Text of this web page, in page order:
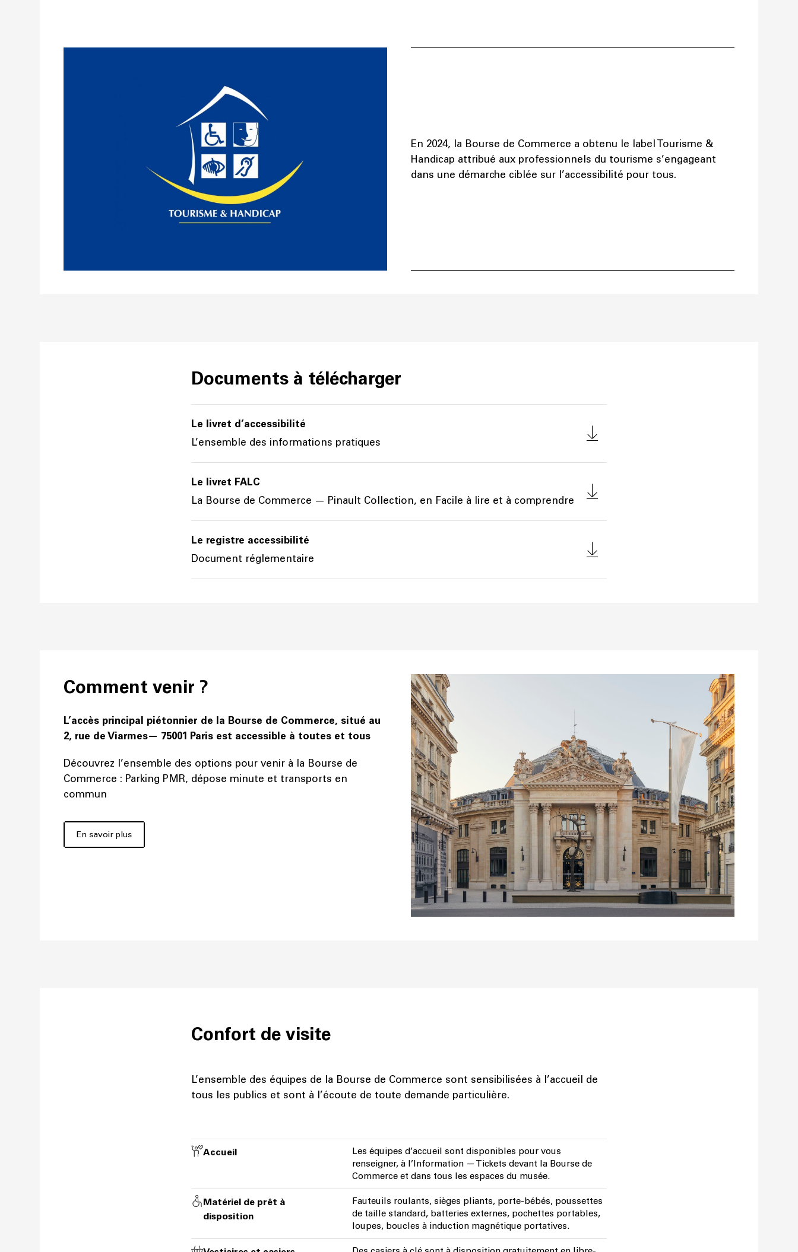
En 2024, la Bourse de Commerce a obtenu le label Tourisme &
Handicap attribué aux professionnels du tourisme s’engageant
dans une démarche ciblée sur l’accessibilité pour tous.
Documents à télécharger
Le livret d’accessibilité
L’ensemble des informations pratiques
Le livret FALC
La Bourse de Commerce — Pinault Collection, en Facile à lire et à comprendre
Le registre accessibilité
Document réglementaire
Comment venir ?
L’accès principal piétonnier de la Bourse de Commerce, situé au
2, rue de Viarmes— 75001 Paris est accessible à toutes et tous
Découvrez l’ensemble des options pour venir à la Bourse de
Commerce : Parking PMR, dépose minute et transports en
commun
En savoir plus
Confort de visite
L’ensemble des équipes de la Bourse de Commerce sont sensibilisées à l’accueil de
tous les publics et sont à l’écoute de toute demande particulière.
Accueil
Les équipes d’accueil sont disponibles pour vous
renseigner, à l’Information — Tickets devant la Bourse de
Commerce et dans tous les espaces du musée.
Matériel de prêt à
disposition
Fauteuils roulants, sièges pliants, porte-bébés, poussettes
de taille standard, batteries externes, pochettes portables,
loupes, boucles à induction magnétique portatives.